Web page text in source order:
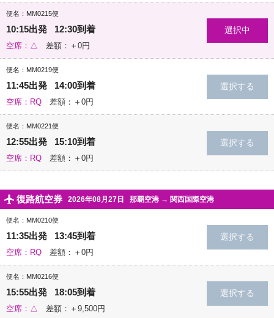
便名：MM0215便
10:15出発 12:30到着
空席：△ 差額：＋0円
便名：MM0219便
11:45出発 14:00到着
空席：RQ 差額：＋0円
便名：MM0221便
12:55出発 15:10到着
空席：RQ 差額：＋0円
復路航空券 2026年08月27日 那覇空港 → 関西国際空港
便名：MM0210便
11:35出発 13:45到着
空席：RQ 差額：＋0円
便名：MM0216便
15:55出発 18:05到着
空席：△ 差額：＋9,500円